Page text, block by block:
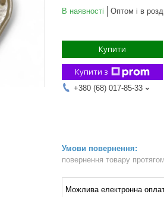
В наявності Оптом і в
Купити
Купити з
+380 (68) 017-85-33
повернення товару